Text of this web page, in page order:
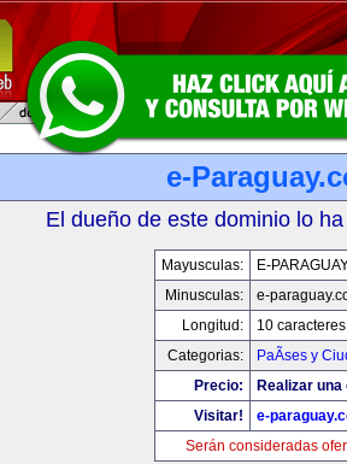
e-
El dueño de este dominio lo
Mayusculas:
E-
Minusculas:
e-
Longitud:
10 caracteres
Categorias:
PaÃ­ses y
Precio:
Realizar
Visitar!
e-
Serán consideradas